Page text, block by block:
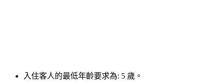
入住客人的最低年齡要求為: 5 歲。